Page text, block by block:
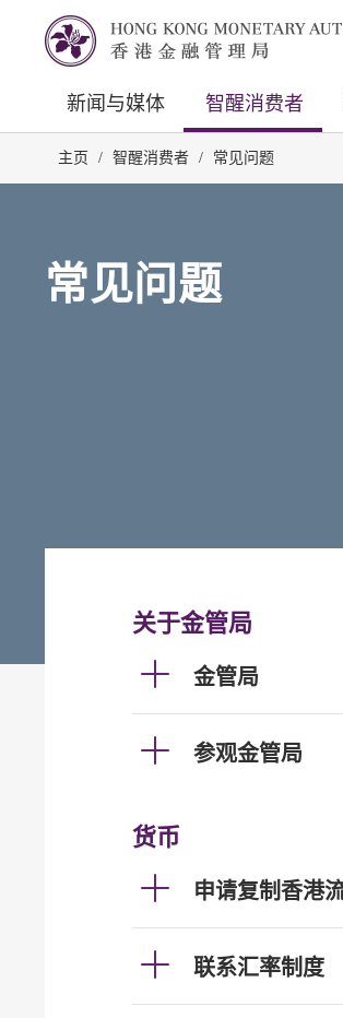
新闻与媒体 智醒消费者
主页 / 智醒消费者 / 常见问题
常见问题
关于金管局
金管局
参观金管局
货币
申请复制香港
联系汇率制度